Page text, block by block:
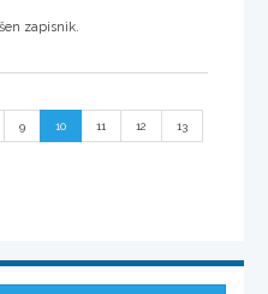
zapisnik.
9 10 11 12 13